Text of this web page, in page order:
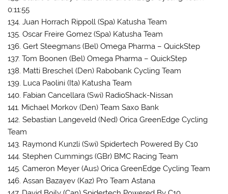
0:11:55
134. Juan Horrach Rippoll (Spa) Katusha Team
135. Oscar Freire Gomez (Spa) Katusha Team
136. Gert Steegmans (Bel) Omega Pharma – QuickStep
137. Tom Boonen (Bel) Omega Pharma – QuickStep
138. Matti Breschel (Den) Rabobank Cycling Team
139. Luca Paolini (Ita) Katusha Team
140. Fabian Cancellara (Swi) RadioShack-Nissan
141. Michael Morkov (Den) Team Saxo Bank
142. Sebastian Langeveld (Ned) Orica GreenEdge Cycling
Team
143. Raymond Kunzli (Swi) Spidertech Powered By C10
144. Stephen Cummings (GBr) BMC Racing Team
145. Cameron Meyer (Aus) Orica GreenEdge Cycling Team
146. Assan Bazayev (Kaz) Pro Team Astana